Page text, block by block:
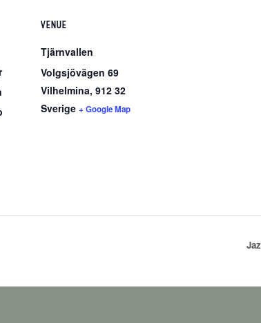
VENUE
Tjärnvallen
Volgsjövägen 69
Vilhelmina, 912 32
Sverige + Google Map